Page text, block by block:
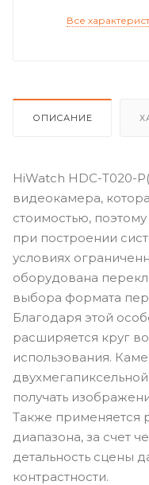
Все
ОПИСАНИЕ
HiWatch HDC-T020-
видеокамера,
стоимостью,
при построении
условиях
оборудована
выбора формата
Благодаря этой
расширяется круг
использования.
получать
Также применяется
диапазона, за счет
детальность сцены
контрастности.